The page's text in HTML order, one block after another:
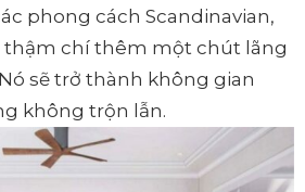
phong cách Scandinavian,
thậm chí thêm một chút lãng
sẽ trở thành không gian
không trộn lẫn.